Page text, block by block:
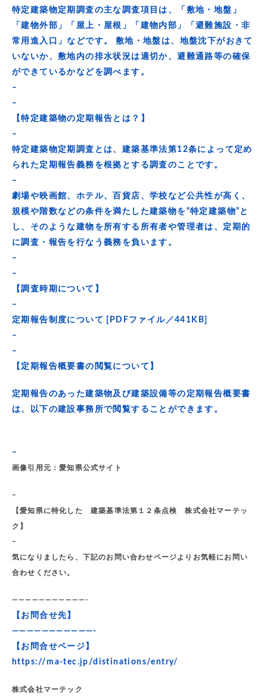
特定建築物定期調査の主な調査項目は、「敷地・地盤」
「建物外部」「屋上・屋根」「建物内部」「避難施設・非
常用進入口」などです。 敷地・地盤は、地盤沈下がおきて
いないか、敷地内の排水状況は適切か、避難通路等の確保
ができているかなどを調べます。
–
–
【特定建築物の定期報告とは？】
–
特定建築物定期調査とは、建築基準法第12条によって定め
られた定期報告義務を根拠とする調査のことです。
–
劇場や映画館、ホテル、百貨店、学校など公共性が高く、
規模や階数などの条件を満たした建築物を“特定建築物”と
し、そのような建物を所有する所有者や管理者は、定期的
に調査・報告を行なう義務を負います。
–
–
【調査時期について】
–
定期報告制度について [PDFファイル／441KB]
–
–
【定期報告概要書の閲覧について】
定期報告のあった建築物及び建築設備等の定期報告概要書
は、以下の建設事務所で閲覧することができます。
–
画像引用元：愛知県公式サイト
–
【愛知県に特化した 建築基準法第１２条点検 株式会社マーテッ
ク】
–
気になりましたら、下記のお問い合わせページよりお気軽にお問い
合わせください。
———————————-
【お問合せ先】
———————————-
【お問合せページ】
https://ma-tec.jp/distinations/entry/
株式会社マーテック